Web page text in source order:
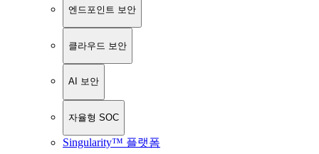
엔드포인트 보안
클라우드 보안
AI 보안
자율형 SOC
Singularity™ 플랫폼